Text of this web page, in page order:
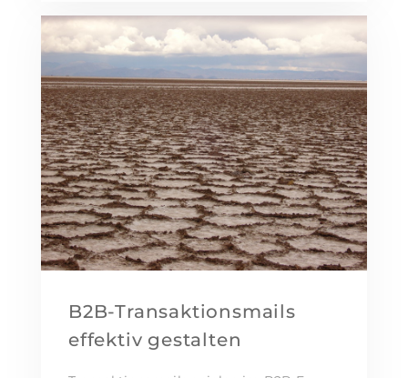
B2B-Transaktionsmails
effektiv gestalten